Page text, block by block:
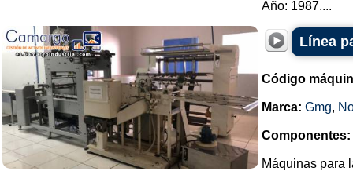
Año: 1987....
Línea
Código
Marca: Gmg,
Componentes:
Máquinas para